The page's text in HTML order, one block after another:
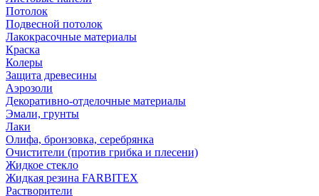
Потолок
Подвесной потолок
Лакокрасочные материалы
Краска
Колеры
Защита древесины
Аэрозоли
Декоративно-отделочные материалы
Эмали, грунты
Лаки
Олифа, бронзовка, серебрянка
Очистители (против грибка и плесени)
Жидкое стекло
Жидкая резина FARBITEX
Растворители